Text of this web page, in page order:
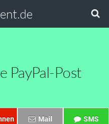
PayPal-Post
Mail SMS